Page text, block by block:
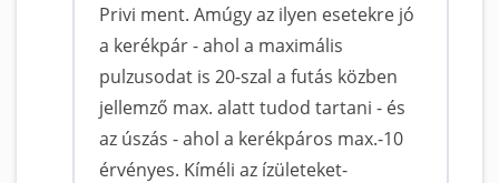
Privi ment. Amúgy az ilyen esetekre jó
a kerékpár - ahol a maximális
pulzusodat is 20-szal a futás közben
jellemző max. alatt tudod tartani - és
az úszás - ahol a kerékpáros max.-10
érvényes. Kíméli az ízületeket-